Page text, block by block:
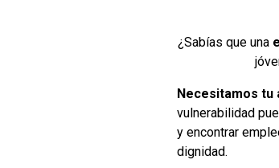
¿Sabías que una
Necesitamos tu
vulnerabilidad
y encontrar
dignidad.